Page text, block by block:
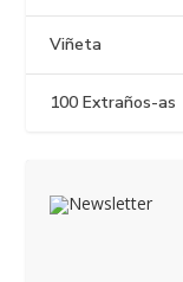
Viñeta
100 Extraños-as